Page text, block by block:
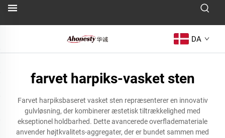
DA
farvet harpiks-vasket sten
Farvet harpiksbaseret vasket sten repræsenterer en innovativ
gulvløsning, der kombinerer æstetisk tiltrækkelighed med
ekseptionel holdbarhed. Dette avancerede overflademateriale
anvender højtkvalitets-aggregater, der er bundet sammen med